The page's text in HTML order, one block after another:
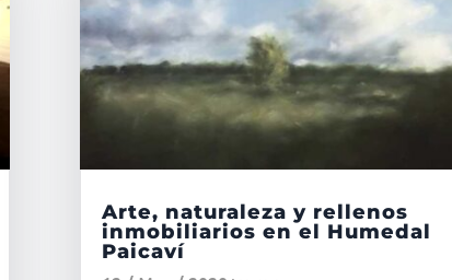
Arte, naturaleza y rellenos
inmobiliarios en el Humedal
Paicaví